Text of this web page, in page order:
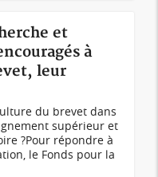
et
à
leur
du brevet dans
supérieur et
?Pour répondre à
le Fonds pour la